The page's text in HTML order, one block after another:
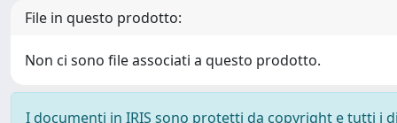
File in questo prodotto:
Non ci sono file associati a questo prodotto.
I documenti in IRIS sono protetti da copyright e tutti i